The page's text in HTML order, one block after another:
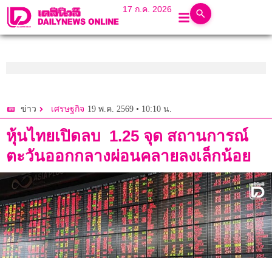
17 ก.ค. 2026
ข่าว เศรษฐกิจ 19 พ.ค. 2569 • 10:10 น.
หุ้นไทยเปิดลบ 1.25 จุด สถานการณ์
ตะวันออกกลางผ่อนคลายลงเล็กน้อย